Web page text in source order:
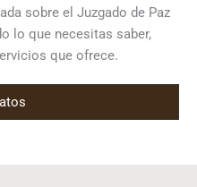
sobre el Juzgado de Paz
lo que necesitas saber,
que ofrece.